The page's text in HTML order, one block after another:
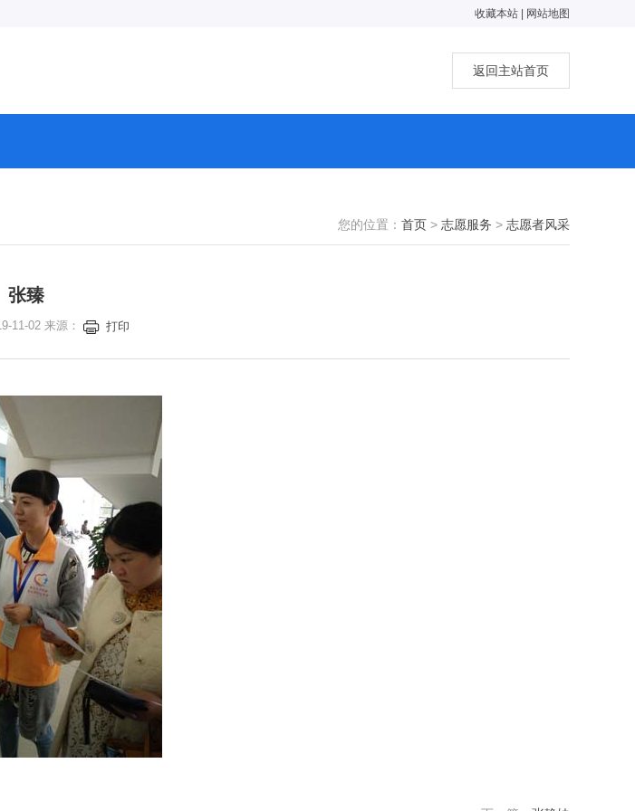
收藏本站 网站地图
返回主站首页
您的位置： 首页 > 志愿服务 > 志愿者风采
张臻
11-02 来源： 打印